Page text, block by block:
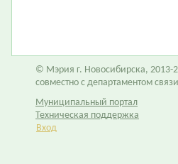
© Мэрия г. Новосибирска, 2013-
совместно с департаментом
Муниципальный портал
Техническая поддержка
Вход